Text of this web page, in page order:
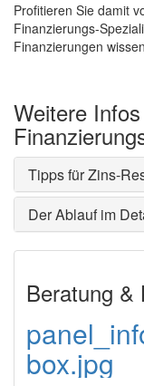
Profitieren Sie damit
Finanzierungs-
Finanzierungen
Weitere
Tipps für Zins-
Der Ablauf im
Beratung &
box.jpg